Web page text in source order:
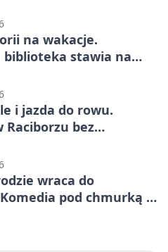
na wakacje.
biblioteka stawia na
i jazda do rowu.
Raciborzu bez
wraca do
pod chmurką w